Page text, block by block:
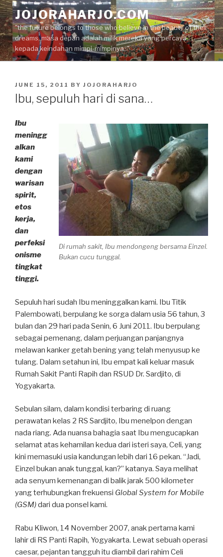
Skip
to
content
JOJORAHARJO.COM
"the future belongs to those who believe in the beauty of their
dreams, masa depan adalah milik mereka yang percaya
kepada keindahan mimpi-mimpinya.."
POSTED
ON
JUNE 15, 2011 BY JOJORAHARJO
Ibu, sepuluh hari di sana…
Di rumah sakit, Ibu mendongeng bersama Einzel.
Bukan cucu tunggal.
Ibu
meningg
alkan
kami
dengan
warisan
spirit,
etos
kerja,
dan
perfeksi
onisme
tingkat
tinggi.
Sepuluh hari sudah Ibu meninggalkan kami. Ibu Titik
Palembowati, berpulang ke sorga dalam usia 56 tahun, 3
bulan dan 29 hari pada Senin, 6 Juni 2011. Ibu berpulang
sebagai pemenang, dalam perjuangan panjangnya
melawan kanker getah bening yang telah menyusup ke
tulang. Dalam setahun ini, Ibu empat kali keluar masuk
Rumah Sakit Panti Rapih dan RSUD Dr. Sardjito, di
Yogyakarta.
Sebulan silam, dalam kondisi terbaring di ruang
perawatan kelas 2 RS Sardjito, Ibu menelpon dengan
nada riang. Ada nuansa bahagia saat Ibu mengucapkan
selamat atas kehamilan kedua dari isteri saya, Celi, yang
kini memasuki usia kandungan lebih dari 16 pekan. “Jadi,
Einzel bukan anak tunggal, kan?” katanya. Saya melihat
ada senyum kemenangan di balik jarak 500 kilometer
yang terhubungkan frekuensi Global System for Mobile
(GSM)dari dua ponsel kami.
Rabu Kliwon, 14 November 2007, anak pertama kami
lahir di RS Panti Rapih, Yogyakarta. Lewat sebuah operasi
caesar, pejantan tangguh itu diambil dari rahim Celi